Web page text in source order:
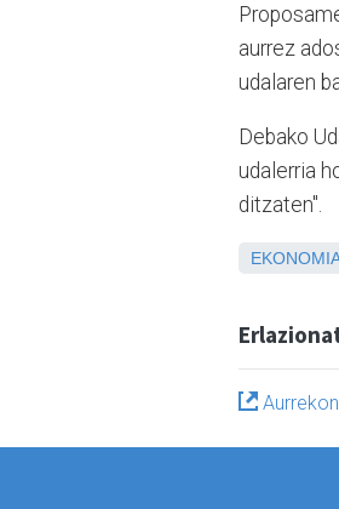
aurrez
udalaren
Debako
udalerria
ditzaten".
EKONOMIA